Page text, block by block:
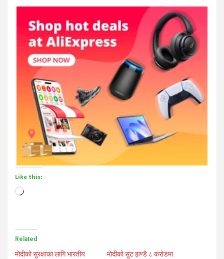
Like this:
Loading…
Related
मोदीको सुरक्षाका लागि भारतीय
मोदीको सुट झण्डै ८ करोडमा